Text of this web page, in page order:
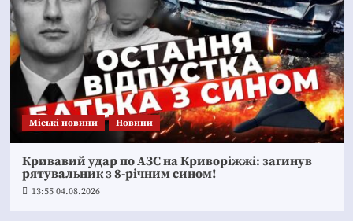
Mіські новини Новини
Кривавий удар по АЗС на Криворіжжі: загинув
рятувальник з 8-річним сином!
13:55 04.08.2026